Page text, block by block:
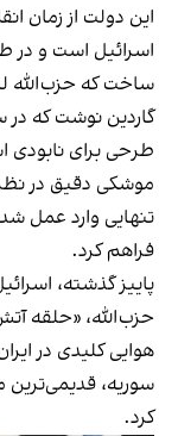
اسرائیل است و در
ساخت که حزب‌الله
گاردین نوشت که
طرحی برای نابودی
موشکی دقیق در
تنهایی وارد عمل
فراهم کرد.
پاییز گذشته،
حزب‌الله، «حلقه
هوایی کلیدی در
سوریه،
کرد.